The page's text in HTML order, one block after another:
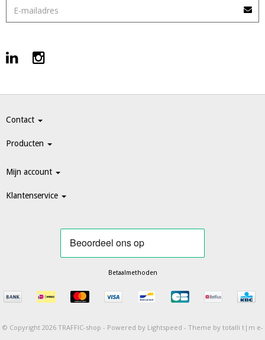
Contact
Producten
Mijn account
Klantenservice
Betaalmethoden
© Copyright 2026 TRAFFIC-shop - Powered by Lightspeed - Theme by totalli t|m e-